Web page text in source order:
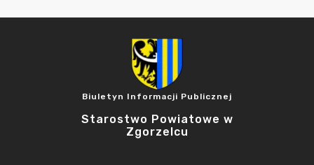
Biuletyn Informacji Publicznej
Starostwo Powiatowe w
Zgorzelcu